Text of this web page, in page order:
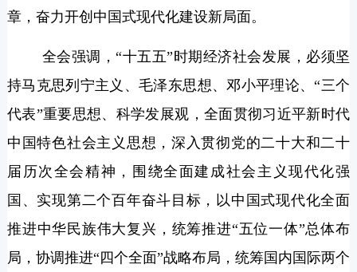
章，奋力开创中国式现代化建设新局面。
全会强调，“十五五”时期经济社会发展，必须坚
持马克思列宁主义、毛泽东思想、邓小平理论、“三个
代表”重要思想、科学发展观，全面贯彻习近平新时代
中国特色社会主义思想，深入贯彻党的二十大和二十
届历次全会精神，围绕全面建成社会主义现代化强
国、实现第二个百年奋斗目标，以中国式现代化全面
推进中华民族伟大复兴，统筹推进“五位一体”总体布
局，协调推进“四个全面”战略布局，统筹国内国际两个